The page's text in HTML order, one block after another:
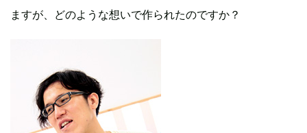
ますが、どのような想いで作られたのですか？